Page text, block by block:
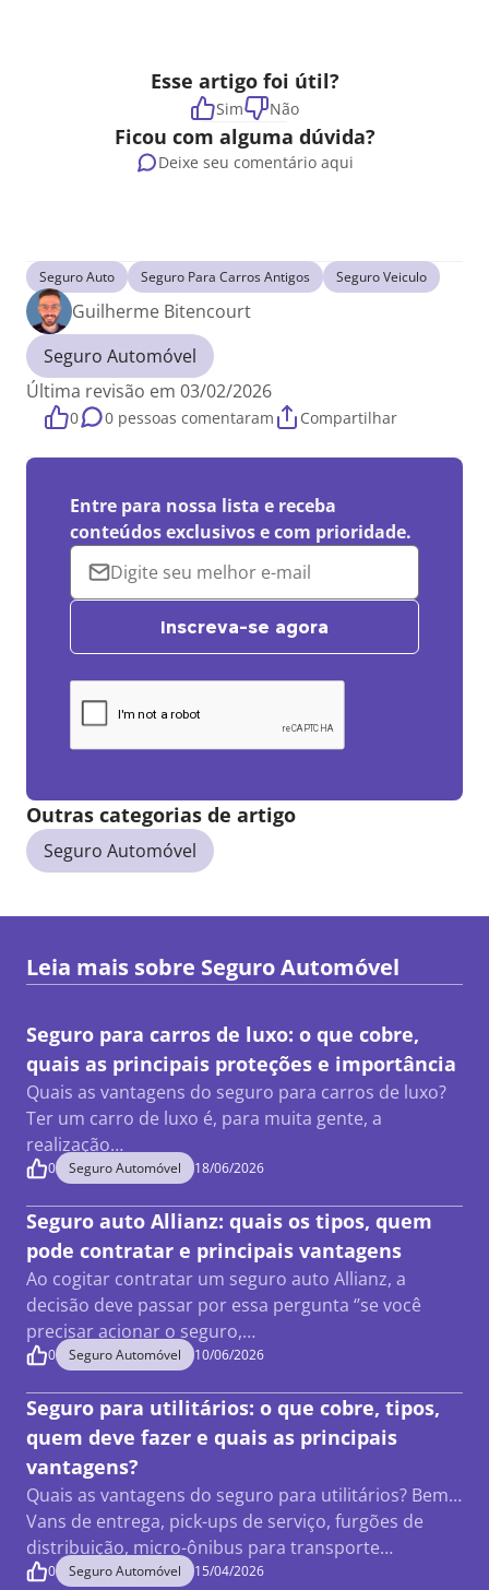
Esse artigo foi útil?
Sim Não
Ficou com alguma dúvida?
Deixe seu comentário aqui
Seguro Auto Seguro Para Carros Antigos Seguro Veiculo
Guilherme Bitencourt
Seguro Automóvel
Última revisão em 03/02/2026
0 0 pessoas comentaram Compartilhar
Entre para nossa lista e receba
conteúdos exclusivos e com prioridade.
Inscreva-se agora
Outras categorias de artigo
Seguro Automóvel
Leia mais sobre Seguro Automóvel
Seguro para carros de luxo: o que cobre,
quais as principais proteções e importância
Quais as vantagens do seguro para carros de luxo?
Ter um carro de luxo é, para muita gente, a
realização…
0 Seguro Automóvel 18/06/2026
Seguro auto Allianz: quais os tipos, quem
pode contratar e principais vantagens
Ao cogitar contratar um seguro auto Allianz, a
decisão deve passar por essa pergunta ‘’se você
precisar acionar o seguro,…
0 Seguro Automóvel 10/06/2026
Seguro para utilitários: o que cobre, tipos,
quem deve fazer e quais as principais
vantagens?
Quais as vantagens do seguro para utilitários? Bem…
Vans de entrega, pick-ups de serviço, furgões de
distribuição, micro-ônibus para transporte…
0 Seguro Automóvel 15/04/2026